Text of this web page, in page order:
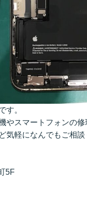
す。
やスマートフォンの修
気軽になんでもご相
5F